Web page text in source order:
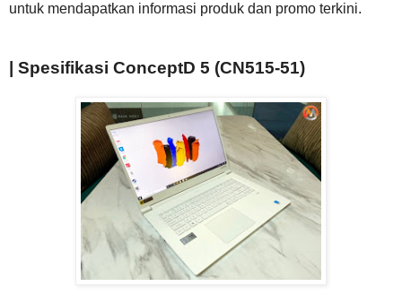
untuk mendapatkan informasi produk dan promo terkini.
| Spesifikasi ConceptD 5 (CN515-51)